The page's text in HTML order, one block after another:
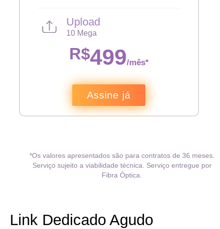
Upload
10 Mega
R$499/mês*
Assine já
*Os valores apresentados são para contratos de 36 meses.
Serviço sujeito a viabilidade técnica. Serviço entregue por
Fibra Óptica.
Link Dedicado Agudo